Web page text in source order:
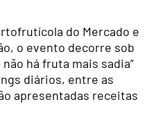
do Mercado e
o evento decorre sob
há fruta mais sadia”
diários, entre as
apresentadas receitas